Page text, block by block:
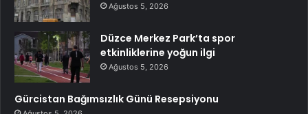
Ağustos 5, 2026
Düzce Merkez Park’ta spor
etkinliklerine yoğun ilgi
Ağustos 5, 2026
Gürcistan Bağımsızlık Günü Resepsiyonu